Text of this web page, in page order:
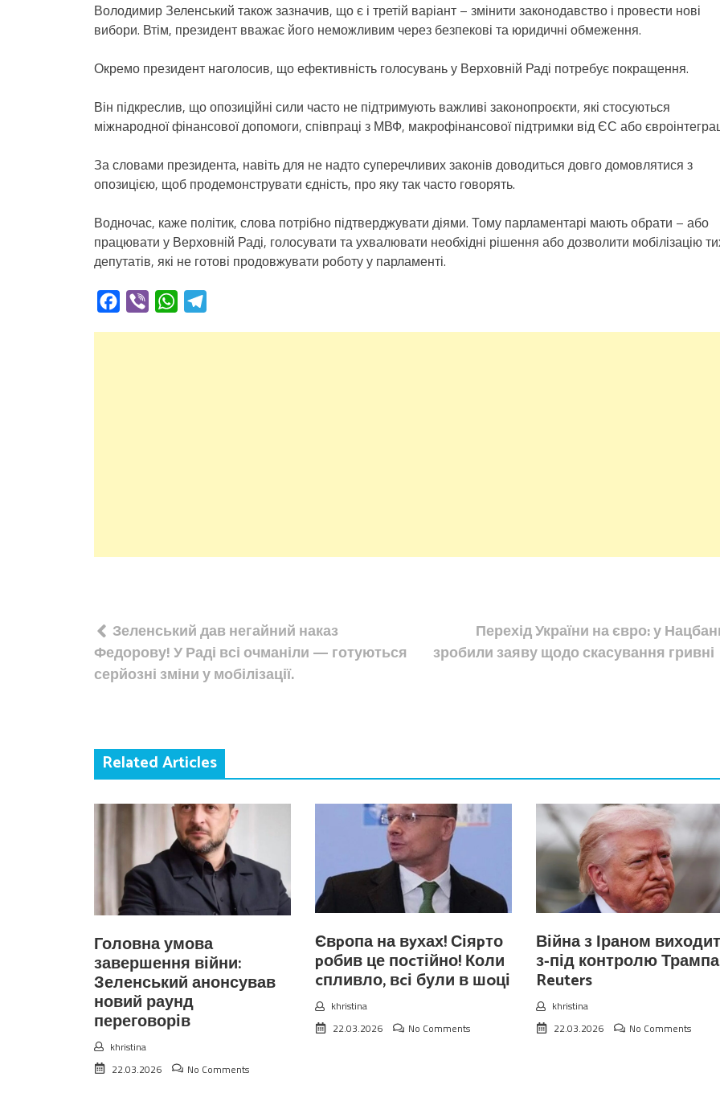
Володимир Зеленський також зазначив, що є і третій варіант – змінити законодавство і провести нові
вибори. Втім, президент вважає його неможливим через безпекові та юридичні обмеження.
Окремо президент наголосив, що ефективність голосувань у Верховній Раді потребує покращення.
Він підкреслив, що опозиційні сили часто не підтримують важливі законопроєкти, які стосуються
міжнародної фінансової допомоги, співпраці з МВФ, макрофінансової підтримки від ЄС або
За словами президента, навіть для не надто суперечливих законів доводиться довго домовлятися з
опозицією, щоб продемонструвати єдність, про яку так часто говорять.
Водночас, каже політик, слова потрібно підтверджувати діями. Тому парламентарі мають обрати – або
працювати у Верховній Раді, голосувати та ухвалювати необхідні рішення або дозволити мобілізацію
депутатів, які не готові продовжувати роботу у парламенті.
Facebook
Viber WhatsApp
Навігація
записів
Зеленський дав негайний наказ
Федорову! У Раді всі очманіли — готуються
серйозні зміни у мобілізації.
Перехід України на євро: у
зробили заяву щодо скасування гривні
Related Articles
Головна умова
завершення війни:
Зеленський анонсував
новий раунд
переговорів
khristina
22.03.2026
No Comments
Євpопа на вyхах! Сіяpто
pобив це поcтійно! Коли
cпливло, вcі були в шoці
khristina
22.03.2026
No Comments
Війна з Іраном
з-під контролю
Reuters
khristina
22.03.2026
No Comments